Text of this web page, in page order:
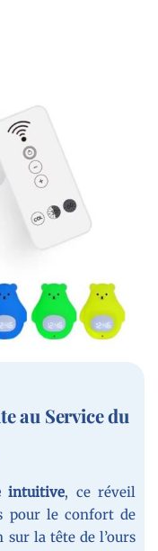
au Service du
intuitive, ce réveil
pour le confort de
la tête de l’ours